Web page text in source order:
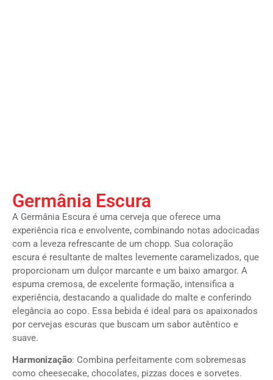
Germânia Escura
A Germânia Escura é uma cerveja que oferece uma
experiência rica e envolvente, combinando notas adocicadas
com a leveza refrescante de um chopp. Sua coloração
escura é resultante de maltes levemente caramelizados, que
proporcionam um dulçor marcante e um baixo amargor. A
espuma cremosa, de excelente formação, intensifica a
experiência, destacando a qualidade do malte e conferindo
elegância ao copo. Essa bebida é ideal para os apaixonados
por cervejas escuras que buscam um sabor autêntico e
suave.
Harmonização: Combina perfeitamente com sobremesas
como cheesecake, chocolates, pizzas doces e sorvetes.